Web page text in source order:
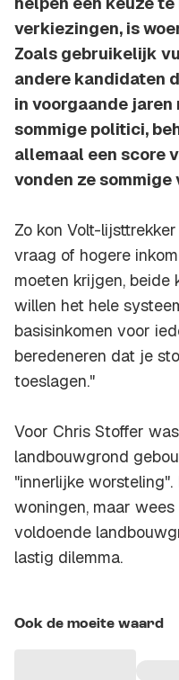
verkiezingen, is
Zoals gebruikelijk
andere kandidaten
in voorgaande
sommige politici,
allemaal een score
vonden ze
Zo kon Volt-
vraag of hogere
moeten krijgen, beide
willen het hele
basisinkomen voor
beredeneren dat je
toeslagen."
Voor Chris Stoffer
landbouwgrond
"innerlijke
woningen, maar
voldoende
lastig dilemma.
Ook de moeite waard